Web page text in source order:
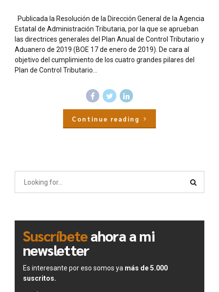
Publicada la Resolución de la Dirección General de la Agencia
Estatal de Administración Tributaria, por la que se aprueban
las directrices generales del Plan Anual de Control Tributario y
Aduanero de 2019 (BOE 17 de enero de 2019). De cara al
objetivo del cumplimiento de los cuatro grandes pilares del
Plan de Control Tributario...
Continue reading
Suscríbeteahora a mi
newsletter
Es interesante por eso somos ya más de 5.000
suscritos.